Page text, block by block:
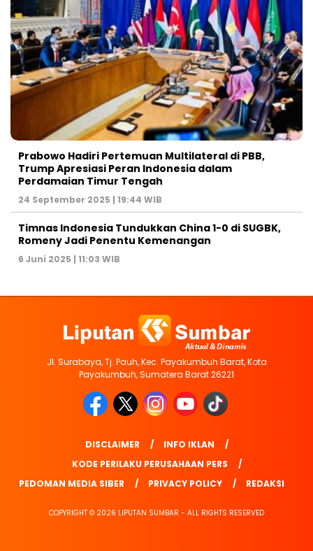
Prabowo Hadiri Pertemuan Multilateral di PBB,
Trump Apresiasi Peran Indonesia dalam
Perdamaian Timur Tengah
24 September 2025 | 19:44 WIB
Timnas Indonesia Tundukkan China 1-0 di SUGBK,
Romeny Jadi Penentu Kemenangan
6 Juni 2025 | 11:03 WIB
Jl. Surabaya, Tj. Pauh, Kec. Payakumbuh Barat, Kota
Payakumbuh, Sumatera Barat 26221
DISCLAIMER
INFO IKLAN
KODE PERILAKU PERUSAHAAN PERS
PEDOMAN MEDIA SIBER
PRIVACY POLICY REDAKSI
COPYRIGHT © 2026 LIPUTAN SUMBAR - ALL RIGHTS RESERVED